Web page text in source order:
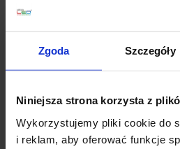
Zgoda Szczegóły
Niniejsza strona korzysta z
Wykorzystujemy pliki cookie do
i reklam, aby oferować funkcje
Zapytaj o produkt
Opis